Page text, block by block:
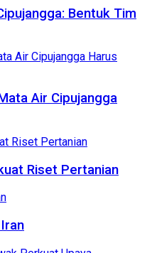
Bentuk Tim
Air Cipujangga
Riset Pertanian